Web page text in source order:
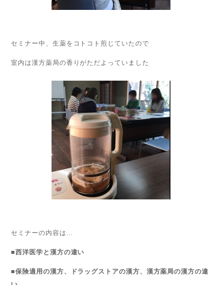
セミナー中、生薬をコトコト煎じていたので
室内は漢方薬局の香りがただよっていました
セミナーの内容は…
■西洋医学と漢方の違い
■保険適用の漢方、ドラッグストアの漢方、漢方薬局の漢方の違